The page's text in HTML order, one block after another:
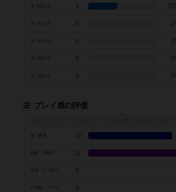
3
0
0
0
0
プレイ感の評価
※
10
戦略・判断力 11
0
0